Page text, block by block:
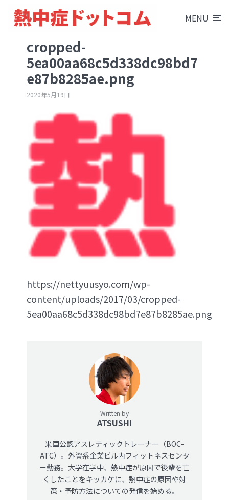
MENU
cropped-
5ea00aa68c5d338dc98bd7
e87b8285ae.png
2020年5月19日
https://nettyuusyo.com/wp-
content/uploads/2017/03/cropped-
5ea00aa68c5d338dc98bd7e87b8285ae.png
Written by
ATSUSHI
米国公認アスレティックトレーナー（BOC-
ATC）。外資系企業ビル内フィットネスセンタ
ー勤務。大学在学中、熱中症が原因で後輩を亡
くしたことをキッカケに、熱中症の原因や対
策・予防方法についての発信を始める。